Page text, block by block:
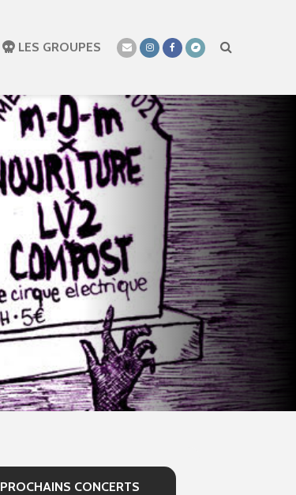
LES GROUPES
PROCHAINS CONCERTS